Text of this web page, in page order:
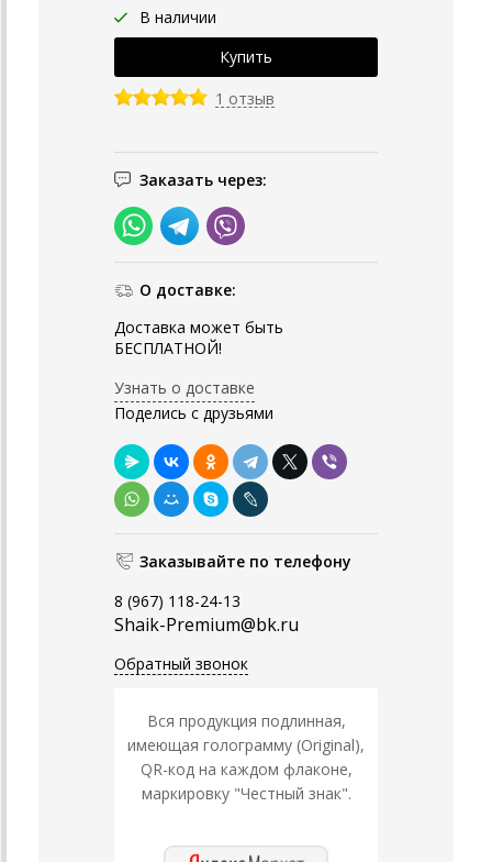
В наличии
1 отзыв
Заказать через:
О доставке:
Доставка может быть
БЕСПЛАТНОЙ!
Узнать о доставке
Поделись с друзьями
Заказывайте по телефону
8 (967) 118-24-13
Shaik-Premium@bk.ru
Обратный звонок
Вся продукция подлинная,
имеющая голограмму (Original),
QR-код на каждом флаконе,
маркировку "Честный знак".